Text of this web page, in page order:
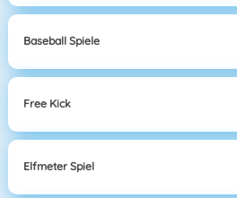
Baseball Spiele
Free Kick
Elfmeter Spiel